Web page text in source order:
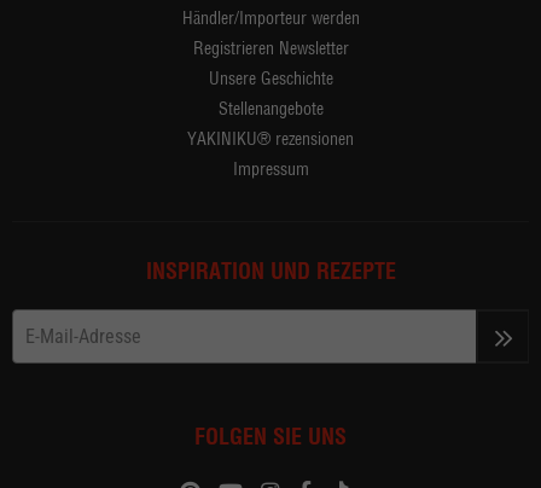
Händler/Importeur werden
Registrieren Newsletter
Unsere Geschichte
Stellenangebote
YAKINIKU® rezensionen
Impressum
INSPIRATION UND REZEPTE
FOLGEN SIE UNS